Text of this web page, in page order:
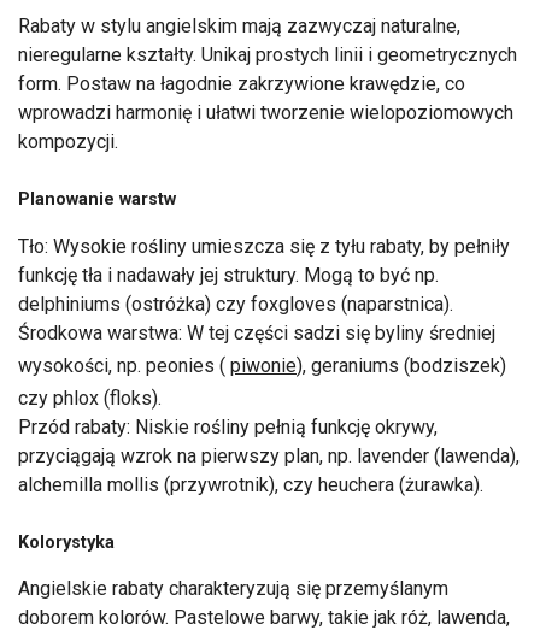
Rabaty w stylu angielskim mają zazwyczaj naturalne,
nieregularne kształty. Unikaj prostych linii i geometrycznych
form. Postaw na łagodnie zakrzywione krawędzie, co
wprowadzi harmonię i ułatwi tworzenie wielopoziomowych
kompozycji.
Planowanie warstw
Tło: Wysokie rośliny umieszcza się z tyłu rabaty, by pełniły
funkcję tła i nadawały jej struktury. Mogą to być np.
delphiniums (ostróżka) czy foxgloves (naparstnica).
Środkowa warstwa: W tej części sadzi się byliny średniej
wysokości, np. peonies ( piwonie), geraniums (bodziszek)
czy phlox (floks).
Przód rabaty: Niskie rośliny pełnią funkcję okrywy,
przyciągają wzrok na pierwszy plan, np. lavender (lawenda),
alchemilla mollis (przywrotnik), czy heuchera (żurawka).
Kolorystyka
Angielskie rabaty charakteryzują się przemyślanym
doborem kolorów. Pastelowe barwy, takie jak róż, lawenda,